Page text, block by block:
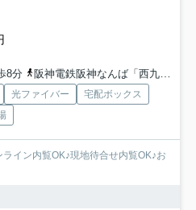
8分
阪神電鉄阪神なんば「西九条」駅 徒歩8分
光ファイバー
宅配ボックス
イン内覧OK♪現地待合せ内覧OK♪お